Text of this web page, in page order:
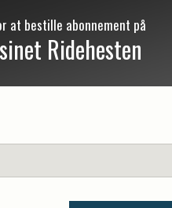
at bestille abonnement på
Ridehesten